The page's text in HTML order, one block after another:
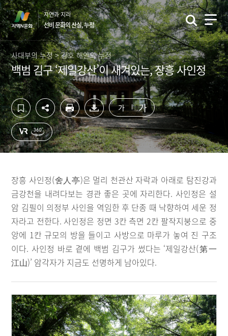
컨
텐
츠
영
역
바
로
가
기
하
단
영
역
바
로
가
기
자연과 지리
선비 문화의 산실, 누정
사대부의 누정 > 강호 해안의 누정
백범 김구 ‘제일강산’이 새겨있는, 장흥 사인정
가 가
장흥 사인정(舍人亭)은 멀리 천관산 자락과 아래로 탐진강과
금강천을 내려다보는 경관 좋은 곳에 자리한다. 사인정은 설
암 김필이 의정부 사인을 역임한 후 단종 때 낙향하여 세운 정
자라고 전한다. 사인정은 정면 3칸 측면 2칸 팔작지붕으로 중
앙에 1칸 규모의 방을 들이고 사방으로 마루가 놓여 진 구조
이다. 사인정 바로 곁에 백범 김구가 썼다는 ‘제일강산(第一
江山)’ 암각자가 지금도 선명하게 남아있다.